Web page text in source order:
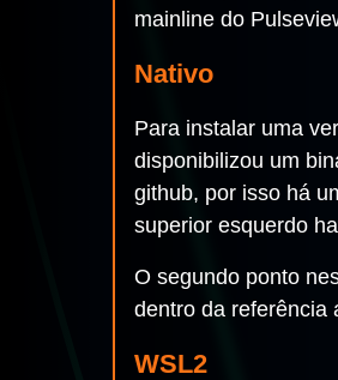
mainline do
Nativo
Para instalar uma
disponibilizou um
github, por isso há
superior esquerdo
O segundo ponto
dentro da referência
WSL2